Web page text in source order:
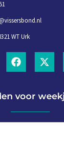
WT Urk
voor